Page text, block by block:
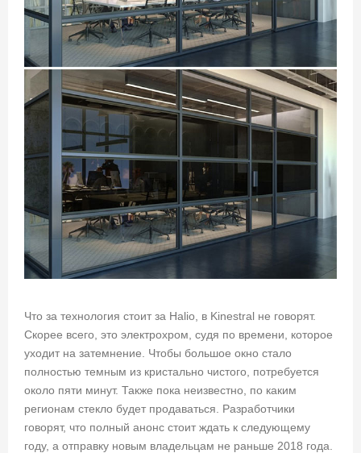
Что за технология стоит за Halio, в Kinestral не говорят.
Скорее всего, это электрохром, судя по времени, которое
уходит на затемнение. Чтобы большое окно стало
полностью темным из кристально чистого, потребуется
около пяти минут. Также пока неизвестно, по каким
регионам стекло будет продаваться. Разработчики
говорят, что полный анонс стоит ждать к следующему
году, а отправку новым владельцам не раньше 2018 года.